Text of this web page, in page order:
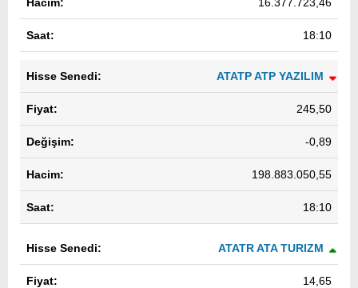
18:10
ATATP ATP YAZILIM
245,50
-0,89
198.883.050,55
18:10
ATATR ATA TURIZM
14,65